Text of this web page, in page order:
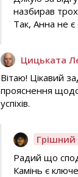
назбирав
Так, Анна не
Цицьката
Вітаю! Цікавий
прояснення щодо
успіхів.
Грішний
Радий що
Камінь є